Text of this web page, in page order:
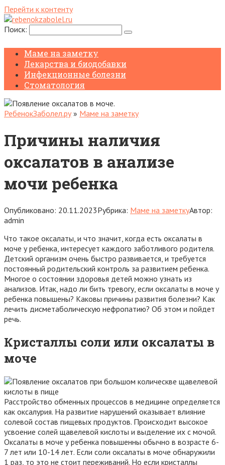
Перейти к контенту
Поиск:
Маме на заметку
Лекарства и биодобавки
Инфекционные болезни
Стоматология
РебенокЗаболел.ру» Маме на заметку
Причины наличия
оксалатов в анализе
мочи ребенка
Опубликовано: 20.11.2023Рубрика: Маме на заметкуАвтор:
admin
Что такое оксалаты, и что значит, когда есть оксалаты в
моче у ребенка, интересует каждого заботливого родителя.
Детский организм очень быстро развивается, и требуется
постоянный родительский контроль за развитием ребенка.
Многое о состоянии здоровья детей можно узнать из
анализов. Итак, надо ли бить тревогу, если оксалаты в моче у
ребенка повышены? Каковы причины развития болезни? Как
лечить дисметаболическую нефропатию? Об этом и пойдет
речь.
Кристаллы соли или оксалаты в
моче
Расстройство обменных процессов в медицине определяется
как оксалурия. На развитие нарушений оказывает влияние
солевой состав пищевых продуктов. Происходит высокое
усвоение солей щавелевой кислоты и выделение их с мочой.
Оксалаты в моче у ребенка повышенны обычно в возрасте 6-
7 лет или 10-14 лет. Если соли оксалаты в моче обнаружили
1 раз, то это не стоит переживаний. Но если кристаллы